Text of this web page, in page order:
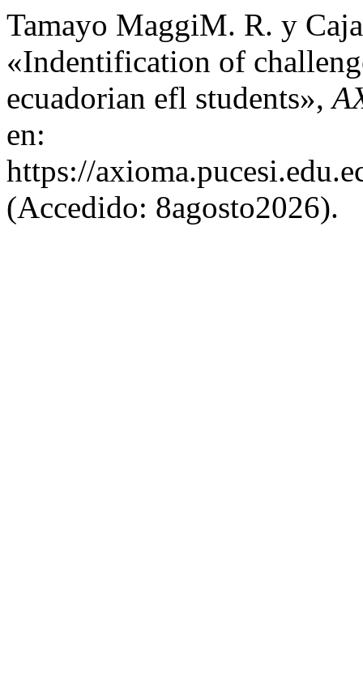
Tamayo MaggiM. R. y
«Indentification of
ecuadorian efl students»,
en:
https://
(Accedido: 8agosto2026).